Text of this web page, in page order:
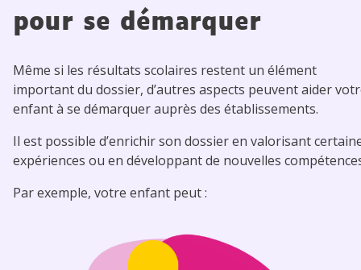
pour se démarquer
Même si les résultats scolaires restent un élément
important du dossier, d’autres aspects peuvent aider
enfant à se démarquer auprès des établissements.
Il est possible d’enrichir son dossier en valorisant
expériences ou en développant de nouvelles
Par exemple, votre enfant peut :